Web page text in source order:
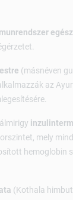
(másnéven
az
mely
hemoglobin
(Kothala